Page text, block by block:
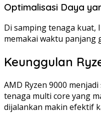
Optimalisasi Daya
Di samping tenaga kuat,
memakai waktu panjang
Keunggulan
AMD Ryzen 9000
tenaga multi core yang
dijalankan makin efektif